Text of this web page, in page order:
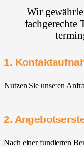
Wir
fachgerechte
1.
Nutzen Sie unseren
2.
Nach einer fundierten